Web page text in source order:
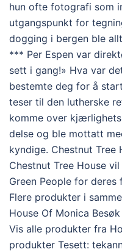
hun ofte fotografi som
utgangspunkt for
dogging i bergen ble
*** Per Espen var
sett i gang!» Hva var
bestemte deg for å
teser til den lutherske
komme over
delse og ble mottatt
kyn­dige. Chestnut Tree
Chestnut Tree House
Green People for
Flere produkter i
House Of Monica
Vis alle produkter fra
produkter Tesett: